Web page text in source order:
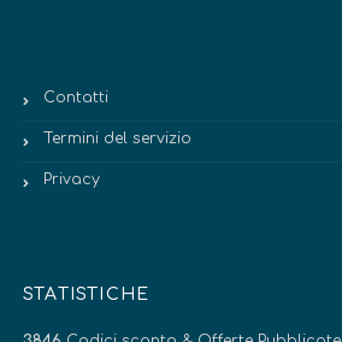
Contatti
Termini del servizio
Privacy
STATISTICHE